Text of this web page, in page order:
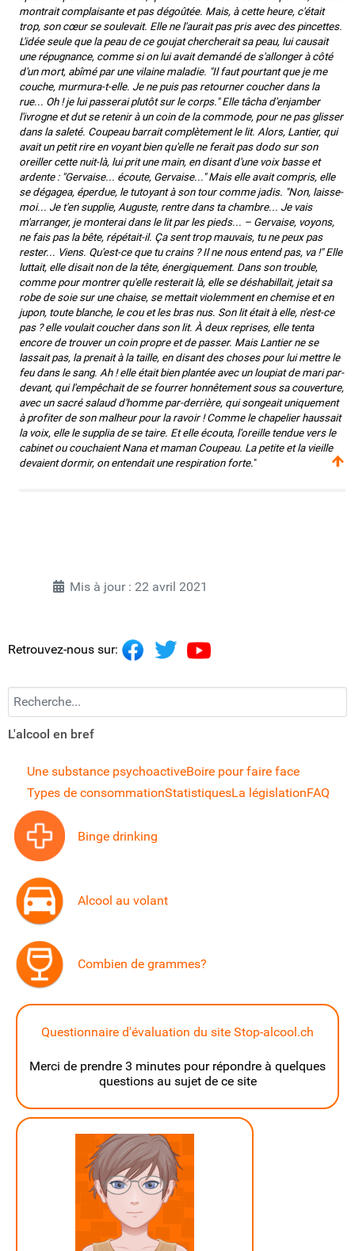
montrait complaisante et pas dégoûtée. Mais, à cette heure, c'était
trop, son cœur se soulevait. Elle ne l'aurait pas pris avec des pincettes.
L'idée seule que la peau de ce goujat chercherait sa peau, lui causait
une répugnance, comme si on lui avait demandé de s'allonger à côté
d'un mort, abîmé par une vilaine maladie. "Il faut pourtant que je me
couche, murmura-t-elle. Je ne puis pas retourner coucher dans la
rue... Oh ! je lui passerai plutôt sur le corps." Elle tâcha d'enjamber
l'ivrogne et dut se retenir à un coin de la commode, pour ne pas glisser
dans la saleté. Coupeau barrait complètement le lit. Alors, Lantier, qui
avait un petit rire en voyant bien qu'elle ne ferait pas dodo sur son
oreiller cette nuit-là, lui prit une main, en disant d'une voix basse et
ardente : "Gervaise... écoute, Gervaise..." Mais elle avait compris, elle
se dégagea, éperdue, le tutoyant à son tour comme jadis. "Non, laisse-
moi... Je t'en supplie, Auguste, rentre dans ta chambre... Je vais
m'arranger, je monterai dans le lit par les pieds... – Gervaise, voyons,
ne fais pas la bête, répétait-il. Ça sent trop mauvais, tu ne peux pas
rester... Viens. Qu'est-ce que tu crains ? Il ne nous entend pas, va !" Elle
luttait, elle disait non de la tête, énergiquement. Dans son trouble,
comme pour montrer qu'elle resterait là, elle se déshabillait, jetait sa
robe de soie sur une chaise, se mettait violemment en chemise et en
jupon, toute blanche, le cou et les bras nus. Son lit était à elle, n'est-ce
pas ? elle voulait coucher dans son lit. À deux reprises, elle tenta
encore de trouver un coin propre et de passer. Mais Lantier ne se
lassait pas, la prenait à la taille, en disant des choses pour lui mettre le
feu dans le sang. Ah ! elle était bien plantée avec un loupiat de mari par-
devant, qui l'empêchait de se fourrer honnêtement sous sa couverture,
avec un sacré salaud d'homme par-derrière, qui songeait uniquement
à profiter de son malheur pour la ravoir ! Comme le chapelier haussait
la voix, elle le supplia de se taire. Et elle écouta, l'oreille tendue vers le
cabinet ou couchaient Nana et maman Coupeau. La petite et la vieille
devaient dormir, on entendait une respiration forte."
Mis à jour : 22 avril 2021
Retrouvez-nous sur:
Recherchez...
L'alcool en bref
Une substance psychoactiveBoire pour faire face
Types de consommationStatistiquesLa législationFAQ
Binge drinking
Alcool au volant
Combien de grammes?
Questionnaire d'évaluation du site Stop-alcool.ch
Merci de prendre 3 minutes pour répondre à quelques
questions au sujet de ce site